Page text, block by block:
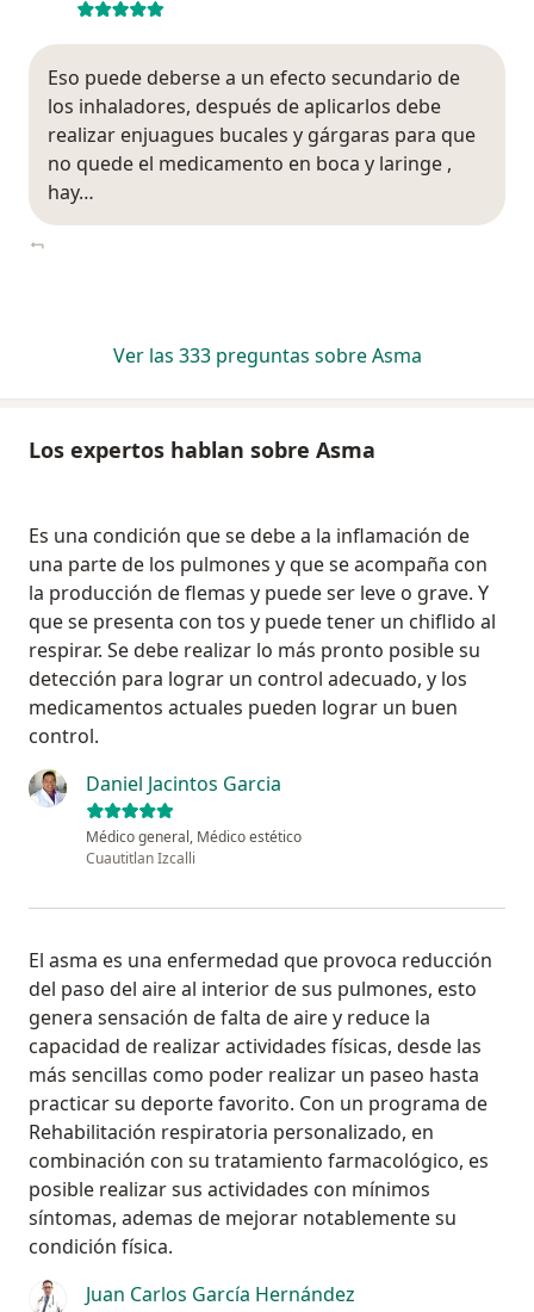
Eso puede deberse a un efecto secundario de
los inhaladores, después de aplicarlos debe
realizar enjuagues bucales y gárgaras para que
no quede el medicamento en boca y laringe ,
hay…
Ver las 333 preguntas sobre Asma
Los expertos hablan sobre Asma
Es una condición que se debe a la inflamación de
una parte de los pulmones y que se acompaña con
la producción de flemas y puede ser leve o grave. Y
que se presenta con tos y puede tener un chiflido al
respirar. Se debe realizar lo más pronto posible su
detección para lograr un control adecuado, y los
medicamentos actuales pueden lograr un buen
control.
Daniel Jacintos Garcia
Médico general, Médico estético
Cuautitlan Izcalli
El asma es una enfermedad que provoca reducción
del paso del aire al interior de sus pulmones, esto
genera sensación de falta de aire y reduce la
capacidad de realizar actividades físicas, desde las
más sencillas como poder realizar un paseo hasta
practicar su deporte favorito. Con un programa de
Rehabilitación respiratoria personalizado, en
combinación con su tratamiento farmacológico, es
posible realizar sus actividades con mínimos
síntomas, ademas de mejorar notablemente su
condición física.
Juan Carlos García Hernández